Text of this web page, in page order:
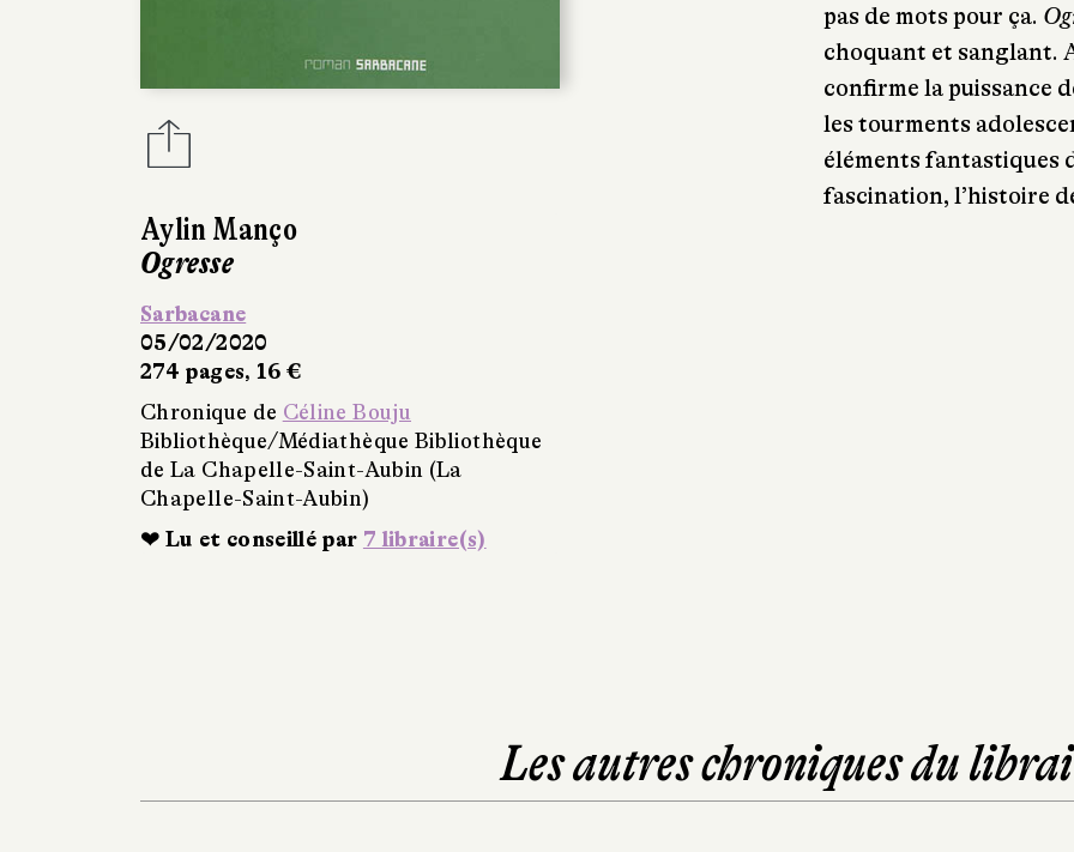
Aylin Manço
Ogresse
Sarbacane
05/02/2020
274 pages, 16 €
Chronique de Céline Bouju
Bibliothèque/Médiathèque Bibliothèque
de La Chapelle-Saint-Aubin (La
Chapelle-Saint-Aubin)
❤ Lu et conseillé par 7 libraire(s)
pas de mots pour ça.
choquant et sanglant.
confirme la puissance
les tourments
éléments
fascination, l’histoire
Les autres chroniques du